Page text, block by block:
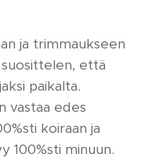
ja trimmaukseen
että
paikalta.
vastaa edes
koiraan ja
100%sti minuun.